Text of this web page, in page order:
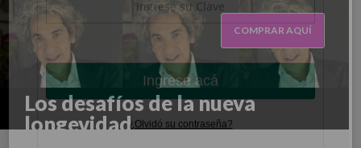
COMPRAR AQUÍ
Los desafíos de la nueva
longevidad
Contenidos editoriales, periodísticos y
culturales en múltiples disciplinas.
Si ya es suscriptor de Encuentros El Mercurio: